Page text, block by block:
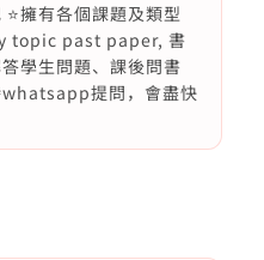
擁有各個課題及類型
topic past paper, 書
學生問題、課後問書
whatsapp提問，會盡快